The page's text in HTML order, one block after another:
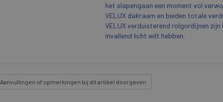
het slapengaan een moment vol
VELUX dakraam en bieden totale
VELUX verduisterend rolgordijnen
invallend licht wilt hebben.
Aanvullingen of opmerkingen bij dit artikel doorgeven